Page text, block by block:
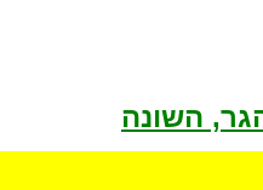
השונה